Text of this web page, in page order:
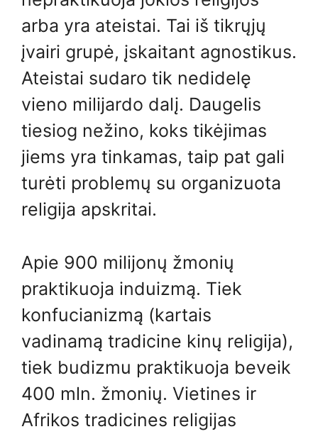
arba yra ateistai. Tai iš tikrųjų
įvairi grupė, įskaitant agnostikus.
Ateistai sudaro tik nedidelę
vieno milijardo dalį. Daugelis
tiesiog nežino, koks tikėjimas
jiems yra tinkamas, taip pat gali
turėti problemų su organizuota
religija apskritai.
Apie 900 milijonų žmonių
praktikuoja induizmą. Tiek
konfucianizmą (kartais
vadinamą tradicine kinų religija),
tiek budizmu praktikuoja beveik
400 mln. žmonių. Vietines ir
Afrikos tradicines religijas